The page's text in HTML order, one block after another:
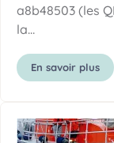
a8b48503 (les
la…
En savoir plus